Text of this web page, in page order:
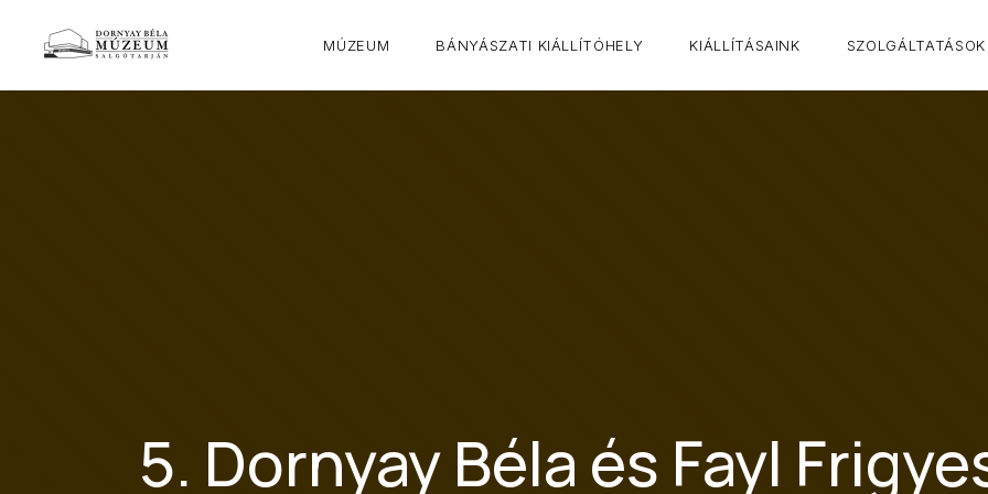
MÚZEUM BÁNYÁSZATI KIÁLLÍTÓHELY KIÁLLÍTÁSAINK SZOLGÁLTATÁSOK
5. Dornyay Béla és Fayl